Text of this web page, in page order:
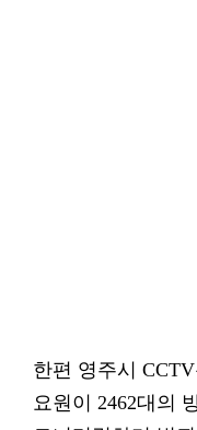
한편 영주시
요원이 2462대의